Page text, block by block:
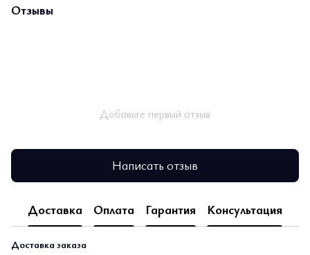
Отзывы
Добавьте первый отзыв
Написать отзыв
Доставка Оплата Гарантия Консультация
Доставка заказа